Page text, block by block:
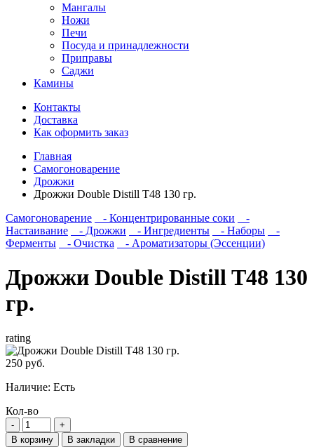
Мангалы
Ножи
Печи
Посуда и принадлежности
Приправы
Саджи
Камины
Контакты
Доставка
Как оформить заказ
Главная
Самогоноварение
Дрожжи
Дрожжи Double Distill T48 130 гр.
Самогоноварение
- Концентрированные соки
-
Настаивание
- Дрожжи - Ингредиенты - Наборы
-
Ферменты
- Очистка - Ароматизаторы (Эссенции)
Дрожжи Double Distill T48 130
гр.
rating
250 руб.
Наличие: Есть
Кол-во
В корзину В закладки В сравнение